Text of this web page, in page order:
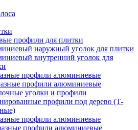
профили для плитки
наружный уголок для плитки
внутренний уголок для
профили алюминиевые
профили алюминиевые
уголки и профили
профили под дерево (Т-
профили алюминиевые
профили алюминиевые